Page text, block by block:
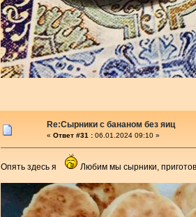
Re:Сырники с бананом без яиц
« Ответ #31 : 06.01.2024 09:10 »
Опять здесь я Любим мы сырники,